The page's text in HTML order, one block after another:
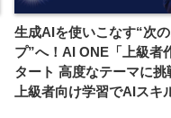
生成AIを使いこなす“次
プ”へ！AI ONE「上級者
タート 高度なテーマに挑
上級者向け学習でAIスキ